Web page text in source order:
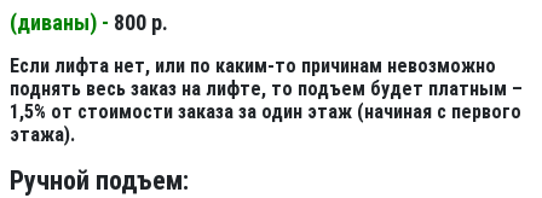
(диваны) - 800 р.
Если лифта нет, или по каким-то причинам невозможно
поднять весь заказ на лифте, то подъем будет платным –
1,5% от стоимости заказа за один этаж (начиная с первого
этажа).
Ручной подъем: